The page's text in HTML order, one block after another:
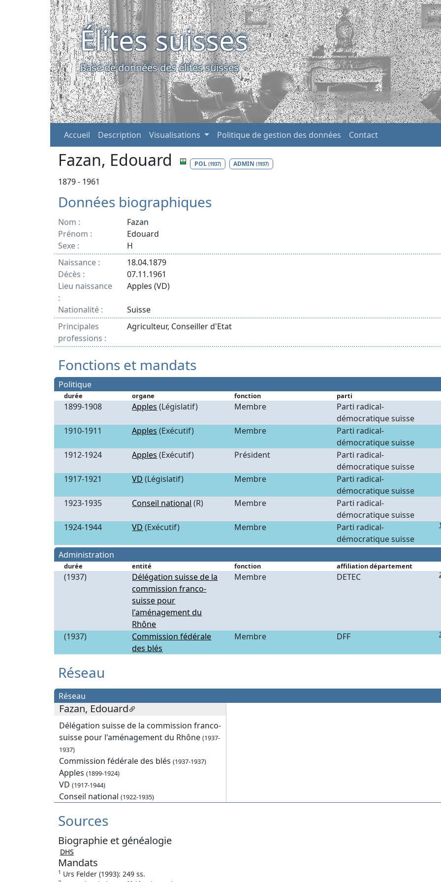
Élites suisses
Base de données des élites suisses
Accueil Description Visualisations Politique de gestion des données Contact
Fazan, Edouard POL (1937) ADMIN(1937)
1879 - 1961
Données biographiques
Nom :
Fazan
Prénom :
Edouard
Sexe :
H
Naissance :
18.04.1879
Décès :
07.11.1961
Lieu naissance
:
Apples (VD)
Nationalité :
Suisse
Principales
professions :
Agriculteur, Conseiller d'Etat
Fonctions et mandats
Politique
durée organe fonction parti
1899-1908 Apples (Législatif) Membre
Parti radical-
démocratique suisse
1910-1911
Apples (Exécutif) Membre
Parti radical-
démocratique suisse
1912-1924
Apples (Exécutif) Président
Parti radical-
démocratique suisse
1917-1921
VD (Législatif) Membre
Parti radical-
démocratique suisse
1923-1935
Conseil national (R) Membre
Parti radical-
démocratique suisse
1924-1944
VD (Exécutif) Membre
Parti radical-
démocratique suisse
1
Administration
durée entité fonction affiliation département
(1937)
Délégation suisse de la
commission franco-
suisse pour
l'aménagement du
Rhône
Membre DETEC
(1937)
Commission fédérale
des blés
Membre DFF
Réseau
Réseau
Fazan, Edouard
Délégation suisse de la commission franco-
suisse pour l'aménagement du Rhône (1937-
1937)
Commission fédérale des blés (1937-1937)
Apples (1899-1924)
VD (1917-1944)
Conseil national (1922-1935)
Sources
Biographie et généalogie
DHS
Mandats
1 Urs Felder (1993): 249 ss.